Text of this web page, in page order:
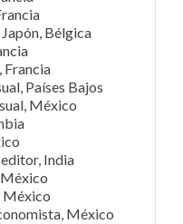
Bélgica
Francia
Países Bajos
México
editor, India
México
México